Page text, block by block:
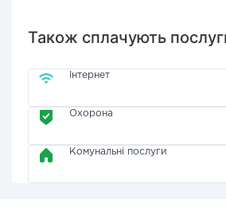
Також сплачують
Інтернет
Охорона
Комунальні послуги